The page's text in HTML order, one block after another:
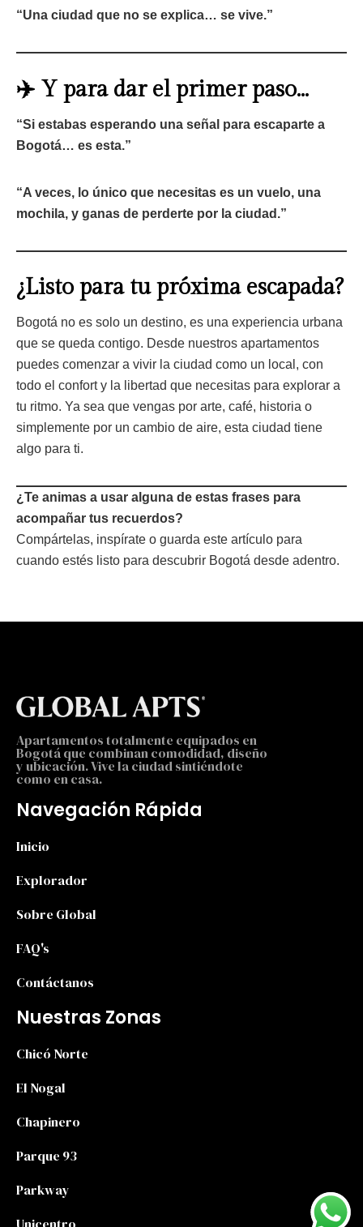
“Una ciudad que no se explica… se vive.”
✈️ Y para dar el primer paso…
“Si estabas esperando una señal para escaparte a
Bogotá… es esta.”
“A veces, lo único que necesitas es un vuelo, una
mochila, y ganas de perderte por la ciudad.”
¿Listo para tu próxima escapada?
Bogotá no es solo un destino, es una experiencia urbana
que se queda contigo. Desde nuestros apartamentos
puedes comenzar a vivir la ciudad como un local, con
todo el confort y la libertad que necesitas para explorar a
tu ritmo. Ya sea que vengas por arte, café, historia o
simplemente por un cambio de aire, esta ciudad tiene
algo para ti.
¿Te animas a usar alguna de estas frases para
acompañar tus recuerdos?
Compártelas, inspírate o guarda este artículo para
cuando estés listo para descubrir Bogotá desde adentro.
Apartamentos totalmente equipados en
Bogotá que combinan comodidad, diseño
y ubicación. Vive la ciudad sintiéndote
como en casa.
Navegación Rápida
Inicio
Explorador
Sobre Global
FAQ's
Contáctanos
Nuestras Zonas
Chicó Norte
El Nogal
Chapinero
Parque 93
Parkway